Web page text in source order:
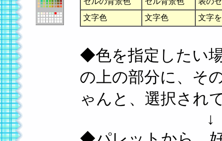
文字色
文字色 文字
◆色を指定したい
の上の部分に、そ
ゃんと、選択され
↓